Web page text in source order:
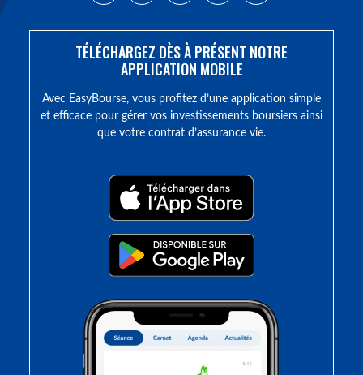
TÉLÉCHARGEZ DÈS À PRÉSENT NOTRE
APPLICATION MOBILE
Avec EasyBourse, vous profitez d’une application simple
et efficace pour gérer vos investissements boursiers ainsi
que votre contrat d’assurance vie.